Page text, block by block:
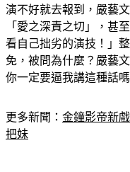
演不好就去報到，嚴藝
「愛之深責之切」，甚
看自己拙劣的演技！」
免，被問為什麼？嚴藝
你一定要逼我講這種話嗎
更多新聞： 金鐘影帝新
把妹